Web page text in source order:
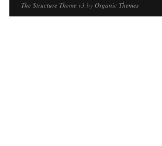
The Structure Theme v3 by Organic Themes